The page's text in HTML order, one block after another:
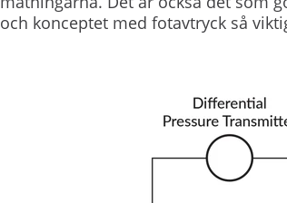
och konceptet med fotavtryck så